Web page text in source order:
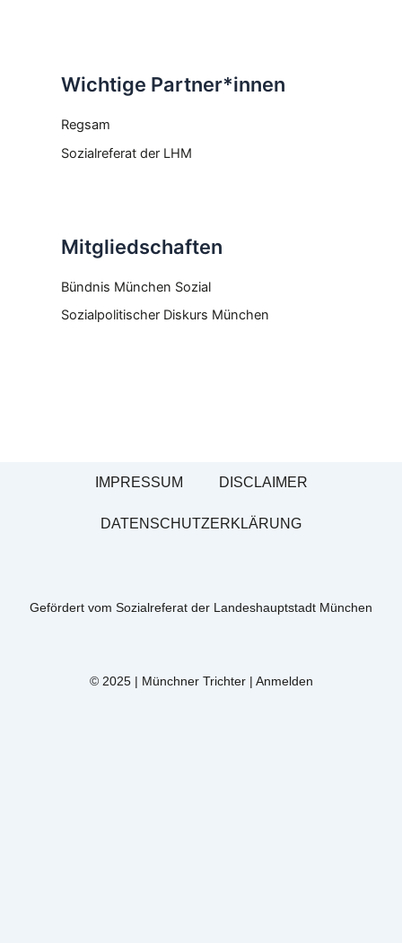
Wichtige Partner*innen
Regsam
Sozialreferat der LHM
Mitgliedschaften
Bündnis München Sozial
Sozialpolitischer Diskurs München
IMPRESSUM DISCLAIMER
DATENSCHUTZERKLÄRUNG
Gefördert vom Sozialreferat der Landeshauptstadt München
© 2025 | Münchner Trichter | Anmelden